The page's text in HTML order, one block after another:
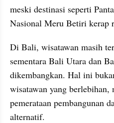
meski destinasi seperti
Nasional Meru Betiri kerap
Di Bali, wisatawan masih
sementara Bali Utara dan
dikembangkan. Hal ini
wisatawan yang berlebihan,
pemerataan pembangunan
alternatif.